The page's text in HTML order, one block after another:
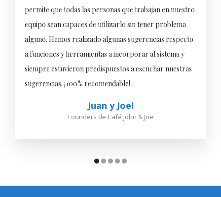
Juan y Joel
Founders de Café John & Joe
permite que todas las personas que trabajan en nuestro
equipo sean capaces de utilizarlo sin tener problema
alguno. Hemos realizado algunas sugerencias respecto
a funciones y herramientas a incorporar al sistema y
siempre estuvieron predispuestos a escuchar nuestras
sugerencias. ¡100% recomendable!